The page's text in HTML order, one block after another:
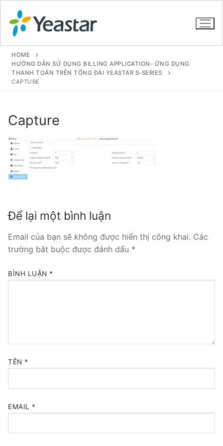
Tổng đài VoIP Yeastar S412
Tổng đài VoIP Yeastar S20
Tổng đài VoIP Yeastar S100
Tổng đài VoIP Yeastar S300
FXS VoIP Gateway
VoIP GSM / 3G / 4G Gateways
E1 / T1 / PRI VoIP Gateway
HOME
HƯỚNG DẪN SỬ DỤNG BILLING APPLICATION- ỨNG DỤNG
THANH TOÁN TRÊN TỔNG ĐÀI YEASTAR S-SERIES
CAPTURE
Capture
Để lại một bình luận
Email của bạn sẽ không được hiển thị công khai. Các
trường bắt buộc được đánh dấu *
BÌNH LUẬN *
TÊN *
EMAIL *